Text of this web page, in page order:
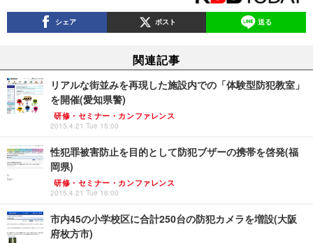
シェア ポスト 送る
関連記事
リアルな街並みを再現した施設内での「体験型防犯教室」
を開催(愛知県警)
研修・セミナー・カンファレンス
2015.4.21 Tue 15:00
性犯罪被害防止を目的として防犯ブザーの携帯を啓発(福
岡県)
研修・セミナー・カンファレンス
2015.4.21 Tue 16:00
市内45の小学校区に合計250台の防犯カメラを増設(大阪
府枚方市)